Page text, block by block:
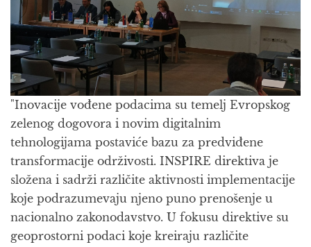
"Inovacije vođene podacima su temelj Evropskog
zelenog dogovora i novim digitalnim
tehnologijama postaviće bazu za predviđene
transformacije održivosti. INSPIRE direktiva je
složena i sadrži različite aktivnosti implementacije
koje podrazumevaju njeno puno prenošenje u
nacionalno zakonodavstvo. U fokusu direktive su
geoprostorni podaci koje kreiraju različite